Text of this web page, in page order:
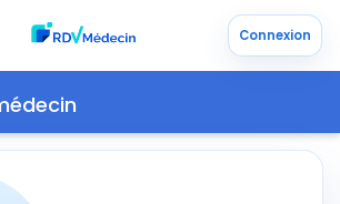
Connexion